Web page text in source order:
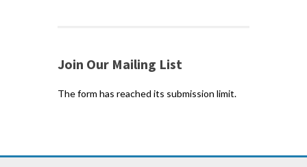
Join Our Mailing List
The form has reached its submission limit.